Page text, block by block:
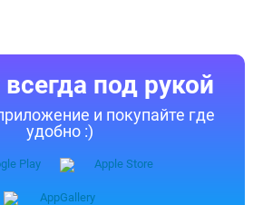
под рукой
и покупайте где
удобно :)